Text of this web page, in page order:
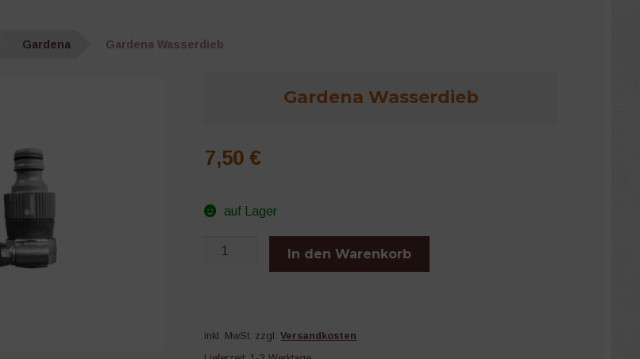
Gardena Gardena Wasserdieb
Gardena Wasserdieb
7,50€
auf Lager
Gardena
In den Warenkorb
inkl. MwSt. zzgl.Versandkosten